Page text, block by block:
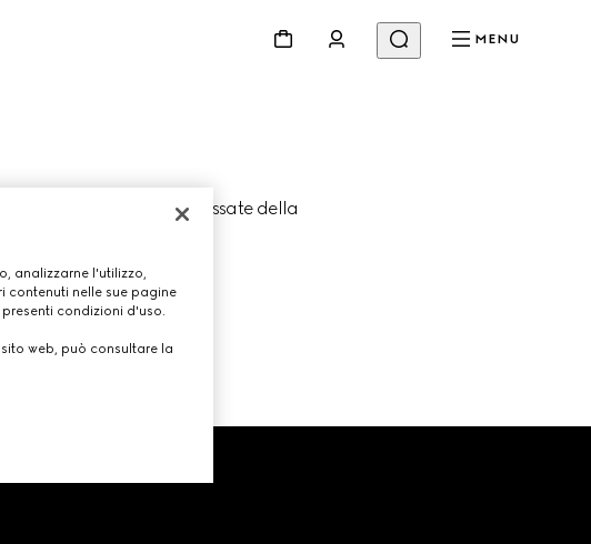
MENU
e rivedi le collezioni passate della
analizzarne l'utilizzo,
contenuti nelle sue pagine
condizioni d'uso.
web, può consultare la